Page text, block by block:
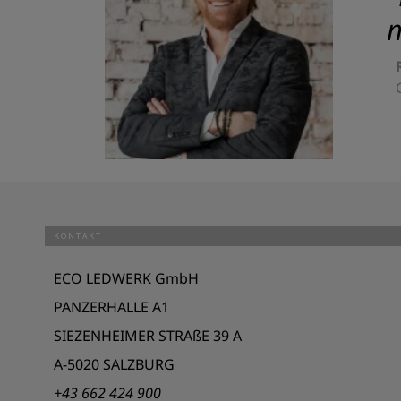
KONTAKT
ECO LEDWERK GmbH
PANZERHALLE A1
SIEZENHEIMER STRAßE 39 A
A-5020 SALZBURG
+43 662 424 900